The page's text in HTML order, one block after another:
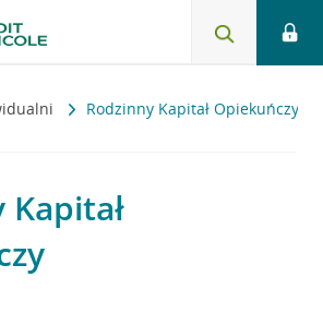
Rodzinny Kapitał Opiekuńczy
Kapitał